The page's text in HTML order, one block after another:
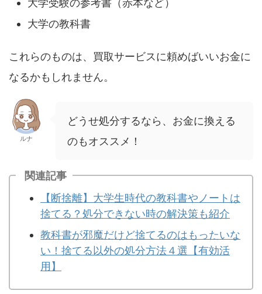
大学受験の参考書（赤本など）
大学の教科書
これらのものは、買取サービスに頼めばいいお金に
なるかもしれません。
ルナ
どうせ処分するなら、お金に換える
のもオススメ！
関連記事
【断捨離】大学生時代の教科書やノートは
捨てる？処分できない時の解決策も紹介
教科書が邪魔だけど捨てるのはもったいな
い！捨てる以外の処分方法４選【有効活
用】